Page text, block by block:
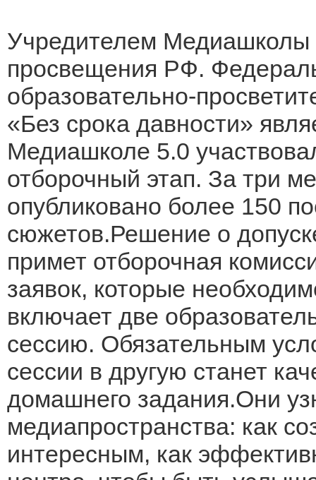
Учредителем Медиашколы
просвещения РФ.
образовательно-
«Без срока давности»
Медиашколе 5.0
отборочный этап. За три
опубликовано более 150
сюжетов.Решение о
примет отборочная
заявок, которые
включает две
сессию. Обязательным
сессии в другую станет
домашнего задания.Они
медиапространства: как
интересным, как